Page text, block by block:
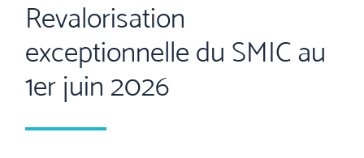
Revalorisation
exceptionnelle du SMIC au
1er juin 2026